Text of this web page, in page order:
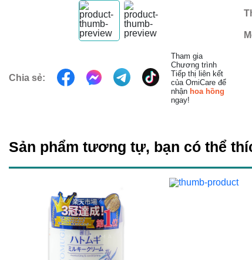
Chia sẻ:
Tham gia
Chương trình
Tiếp thị liên kết
của OmiCare để
nhận hoa hồng
ngay!
Sản phẩm tương tự, bạn có thể